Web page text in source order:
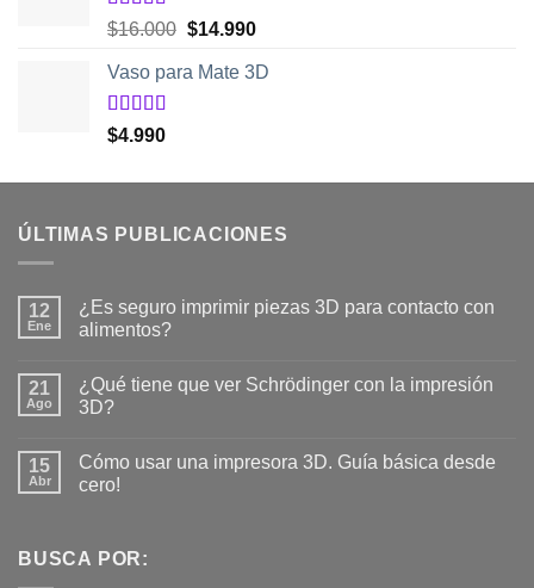
Valorado
de
5
$16.000 El
original
$14.990El
actual
Vaso para Mate 3D
Valorado
con
$4.990
ÚLTIMAS PUBLICACIONES
12
Ene
¿Es seguro imprimir piezas 3D para contacto con
alimentos?
comentarios
en
¿Es
piezas
3D
para
21
Ago
¿Qué tiene que ver Schrödinger con la impresión
3D?
comentarios
en
¿Qué
Schrödinger
15
Abr
Cómo usar una impresora 3D. Guía básica desde
cero!
en
BUSCA POR: